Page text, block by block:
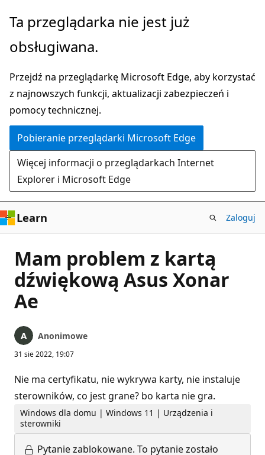
Przejdź
głównej
Ta przeglądarka nie jest już
obsługiwana.
Przejdź na przeglądarkę Microsoft Edge, aby korzystać
z najnowszych funkcji, aktualizacji zabezpieczeń i
pomocy technicznej.
Pobieranie przeglądarki Microsoft Edge
Więcej informacji o przeglądarkach Internet
Explorer i Microsoft Edge
Learn Zaloguj
Mam problem z kartą
dźwiękową Asus Xonar
Ae
Anonimowe
31 sie 2022, 19:07
Nie ma certyfikatu, nie wykrywa karty, nie instaluje
sterowników, co jest grane? bo karta nie gra.
Windows dla domu | Windows 11 | Urządzenia i
sterowniki
Pytanie zablokowane. To pytanie zostało